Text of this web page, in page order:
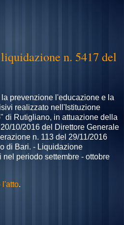
n. 5417 del
prevenzione l'educazione e la
realizzato nell'Istituzione
di Rutigliano, in attuazione della
10/2016 del Direttore Generale
n. 113 del 29/11/2016
di Bari. - Liquidazione
periodo settembre - ottobre
l'atto.